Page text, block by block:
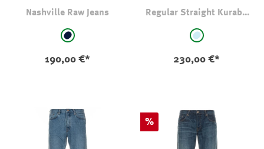
Nashville Raw Jeans
auswählen
RAW ungewaschen
190,00 €*
Regular Straight Kurabo
auswählen
stone-washed
230,00 €*
Rabatt
%